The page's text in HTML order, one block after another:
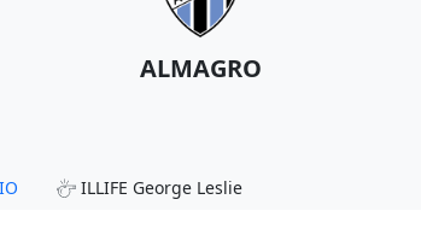
ALMAGRO
ILLIFE George Leslie